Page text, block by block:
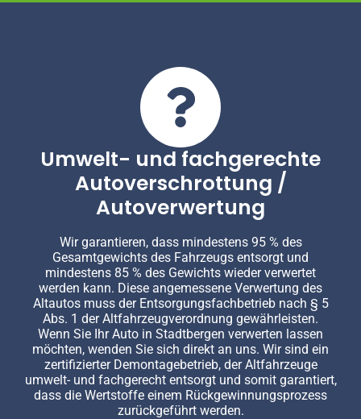
Umwelt- und fachgerechte
Autoverschrottung /
Autoverwertung
Wir garantieren, dass mindestens 95 % des
Gesamtgewichts des Fahrzeugs entsorgt und
mindestens 85 % des Gewichts wieder verwertet
werden kann. Diese angemessene Verwertung des
Altautos muss der Entsorgungsfachbetrieb nach § 5
Abs. 1 der Altfahrzeugverordnung gewährleisten.
Wenn Sie Ihr Auto in Stadtbergen verwerten lassen
möchten, wenden Sie sich direkt an uns. Wir sind ein
zertifizierter Demontagebetrieb, der Altfahrzeuge
umwelt- und fachgerecht entsorgt und somit garantiert,
dass die Wertstoffe einem Rückgewinnungsprozess
zurückgeführt werden.